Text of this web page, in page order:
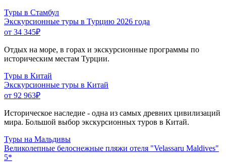
Туры в Стамбул
Экскурсионные туры в Турцию 2026 года
от 34 345₽
Отдых на море, в горах и экскурсионные программы по
историческим местам Турции.
Туры в Китай
Экскурсионные туры в Китай
от 92 963₽
Историческое наследие - одна из самых древних цивилизаций
мира. Большой выбор экскурсионных туров в Китай.
Туры на Мальдивы
Великолепные белоснежные пляжи отеля "Velassaru Maldives"
5*